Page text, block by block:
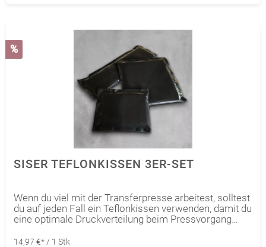
%
SISER TEFLONKISSEN 3ER-SET
Wenn du viel mit der Transferpresse arbeitest, solltest
du auf jeden Fall ein Teflonkissen verwenden, damit du
eine optimale Druckverteilung beim Pressvorgang
Knöpfen und Reißverschlüssen, werden mit den
14,97 €* / 1 Stk